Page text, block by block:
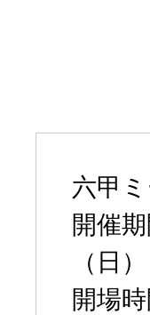
六甲
開催
（日）
開場